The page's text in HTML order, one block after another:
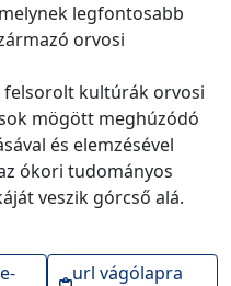
legfontosabb
orvosi
felsorolt kultúrák orvosi
mögött meghúzódó
és elemzésével
ókori tudományos
veszik górcső alá.
url vágólapra